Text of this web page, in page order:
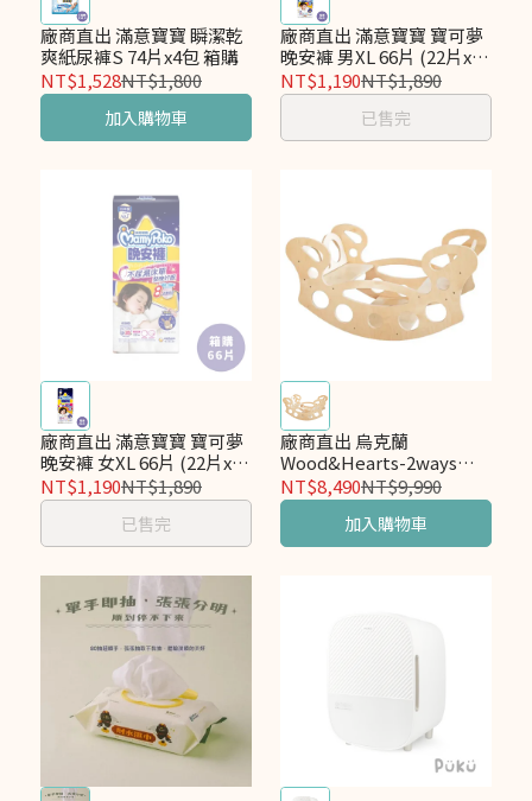
廠商直出 滿意寶寶 瞬潔乾
爽紙尿褲S 74片x4包 箱購
NT$1,528NT$1,800
加入購物車
廠商直出 滿意寶寶 寶可夢
晚安褲 男XL 66片 (22片x3
包) 箱購
NT$1,190NT$1,890
已售完
廠商直出 滿意寶寶 寶可夢
晚安褲 女XL 66片 (22片x3
包) 箱購
NT$1,190NT$1,890
已售完
廠商直出 烏克蘭
Wood&Hearts-2ways搖
搖翻轉桌
NT$8,490NT$9,990
加入購物車